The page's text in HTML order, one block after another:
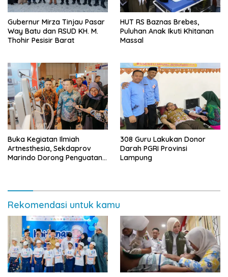
Gubernur Mirza Tinjau Pasar
Way Batu dan RSUD KH. M.
Thohir Pesisir Barat
HUT RS Baznas Brebes,
Puluhan Anak Ikuti Khitanan
Massal
Buka Kegiatan Ilmiah
Artnesthesia, Sekdaprov
Marindo Dorong Penguatan
308 Guru Lakukan Donor
Darah PGRI Provinsi
Lampung
Rekomendasi untuk kamu